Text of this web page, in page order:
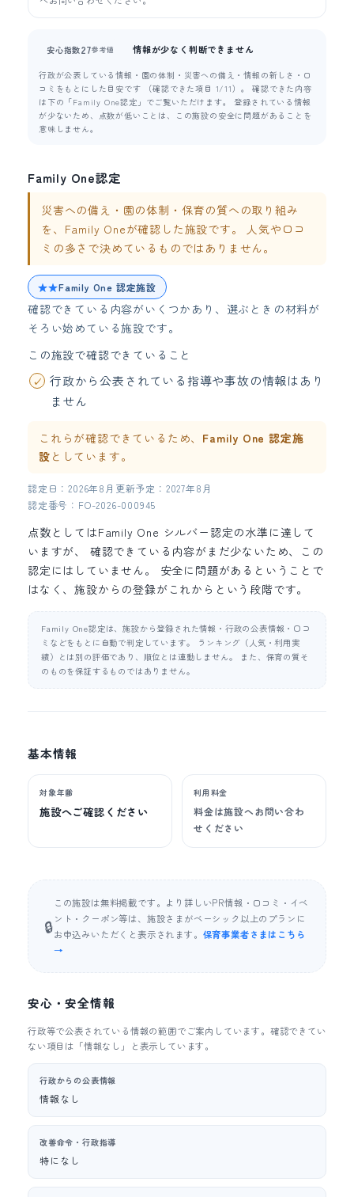
安心指数27参考値 情報が少なく判断できません
行政が公表している情報・園の体制・災害への備え・情報の新しさ・口
コミをもとにした目安です （確認できた項目 1/11）。 確認できた内容
は下の「Family One認定」でご覧いただけます。 登録されている情報
が少ないため、点数が低いことは、この施設の安全に問題があることを
意味しません。
Family One認定
災害への備え・園の体制・保育の質への取り組み
を、Family Oneが確認した施設です。 人気や口コ
ミの多さで決めているものではありません。
★★Family One 認定施設
確認できている内容がいくつかあり、選ぶときの材料が
そろい始めている施設です。
この施設で確認できていること
行政から公表されている指導や事故の情報はあり
ません
これらが確認できているため、 Family One 認定施
設 としています。
認定日：2026年8月 更新予定：2027年8月
認定番号：FO-2026-000945
点数としてはFamily One シルバー認定の水準に達して
いますが、 確認できている内容がまだ少ないため、この
認定にはしていません。 安全に問題があるということで
はなく、施設からの登録がこれからという段階です。
Family One認定は、施設から登録された情報・行政の公表情報・口コ
ミなどをもとに自動で判定しています。 ランキング（人気・利用実
績）とは別の評価であり、順位とは連動しません。 また、保育の質そ
のものを保証するものではありません。
基本情報
対象年齢
施設へご確認ください
利用料金
料金は施設へお問い合わ
せください
🔒
この施設は無料掲載です。より詳しいPR情報・口コミ・イベ
ント・クーポン等は、施設さまがベーシック以上のプランに
お申込みいただくと表示されます。 保育事業者さまはこちら
→
安心・安全情報
行政等で公表されている情報の範囲でご案内しています。確認できてい
ない項目は「情報なし」と表示しています。
行政からの公表情報
情報なし
改善命令・行政指導
特になし